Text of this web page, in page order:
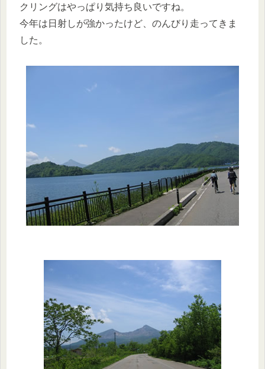
クリングはやっぱり気持ち良いですね。
今年は日射しが強かったけど、のんびり走ってきま
した。